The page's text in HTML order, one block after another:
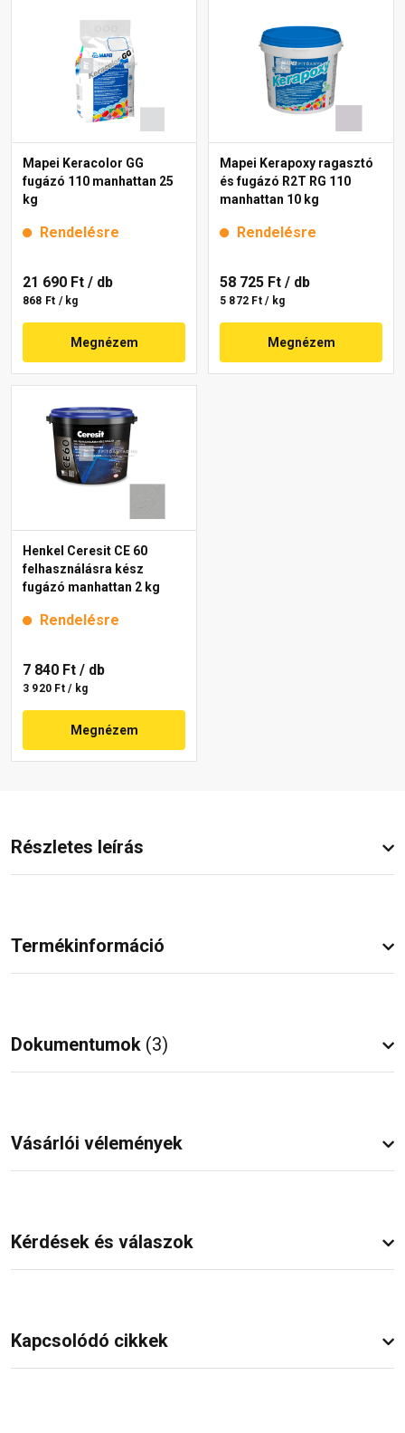
Mapei Keracolor GG
fugázó 110 manhattan 25
kg
Rendelésre
21 690 Ft / db
868 Ft / kg
Megnézem
Mapei Kerapoxy ragasztó
és fugázó R2T RG 110
manhattan 10 kg
Rendelésre
58 725 Ft / db
5 872 Ft / kg
Megnézem
Henkel Ceresit CE 60
felhasználásra kész
fugázó manhattan 2 kg
Rendelésre
7 840 Ft / db
3 920 Ft / kg
Megnézem
Részletes leírás
Termékinformáció
Dokumentumok (3)
Vásárlói vélemények
Kérdések és válaszok
Kapcsolódó cikkek